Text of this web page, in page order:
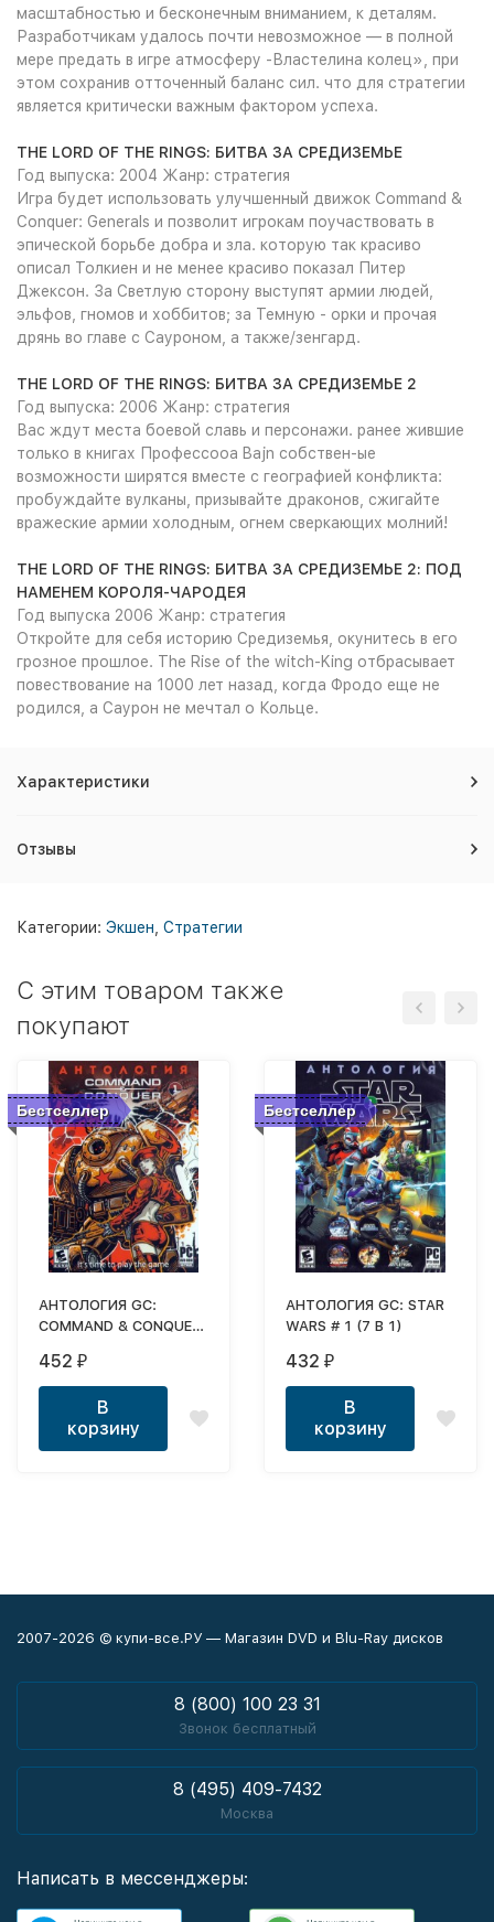
масштабностью и бесконечным вниманием, к деталям.
Разработчикам удалось почти невозможное — в полной
мере предать в игре атмосферу -Властелина колец», при
этом сохранив отточенный баланс сил. что для стратегии
является критически важным фактором успеха.
THE LORD OF THE RINGS: БИТВА ЗА СРЕДИЗЕМЬЕ
Год выпуска: 2004 Жанр: стратегия
Игра будет использовать улучшенный движок Command &
Conquer: Generals и позволит игрокам поучаствовать в
эпической борьбе добра и зла. которую так красиво
описал Толкиен и не менее красиво показал Питер
Джексон. За Светлую сторону выступят армии людей,
эльфов, гномов и хоббитов; за Темную - орки и прочая
дрянь во главе с Сауроном, а также/зенгард.
THE LORD OF THE RINGS: БИТВА ЗА СРЕДИЗЕМЬЕ 2
Год выпуска: 2006 Жанр: стратегия
Вас ждут места боевой славь и персонажи. ранее жившие
только в книгах Профессооа Bajn собствен-ые
возможности ширятся вместе с географией конфликта:
пробуждайте вулканы, призывайте драконов, сжигайте
вражеские армии холодным, огнем сверкающих молний!
THE LORD OF THE RINGS: БИТВА ЗА СРЕДИЗЕМЬЕ 2: ПОД
НАМЕНЕМ КОРОЛЯ-ЧАРОДЕЯ
Год выпуска 2006 Жанр: стратегия
Откройте для себя историю Средиземья, окунитесь в его
грозное прошлое. The Rise of the witch-King отбрасывает
повествование на 1000 лет назад, когда Фродо еще не
родился, а Саурон не мечтал о Кольце.
Характеристики
Отзывы
Категории: Экшен Стратегии
C этим товаром также
покупают
Бестселлер
АНТОЛОГИЯ GC:
COMMAND & CONQUER
452 ₽
В
корзину
Бестселлер
АНТОЛОГИЯ GC: STAR
WARS # 1 (7 В 1)
432 ₽
В
корзину
2007-2026 © купи-все.РУ — Магазин DVD и Blu-Ray дисков
8 (800) 100 23 31
Звонок бесплатный
8 (495) 409-7432
Москва
Написать в мессенджеры: